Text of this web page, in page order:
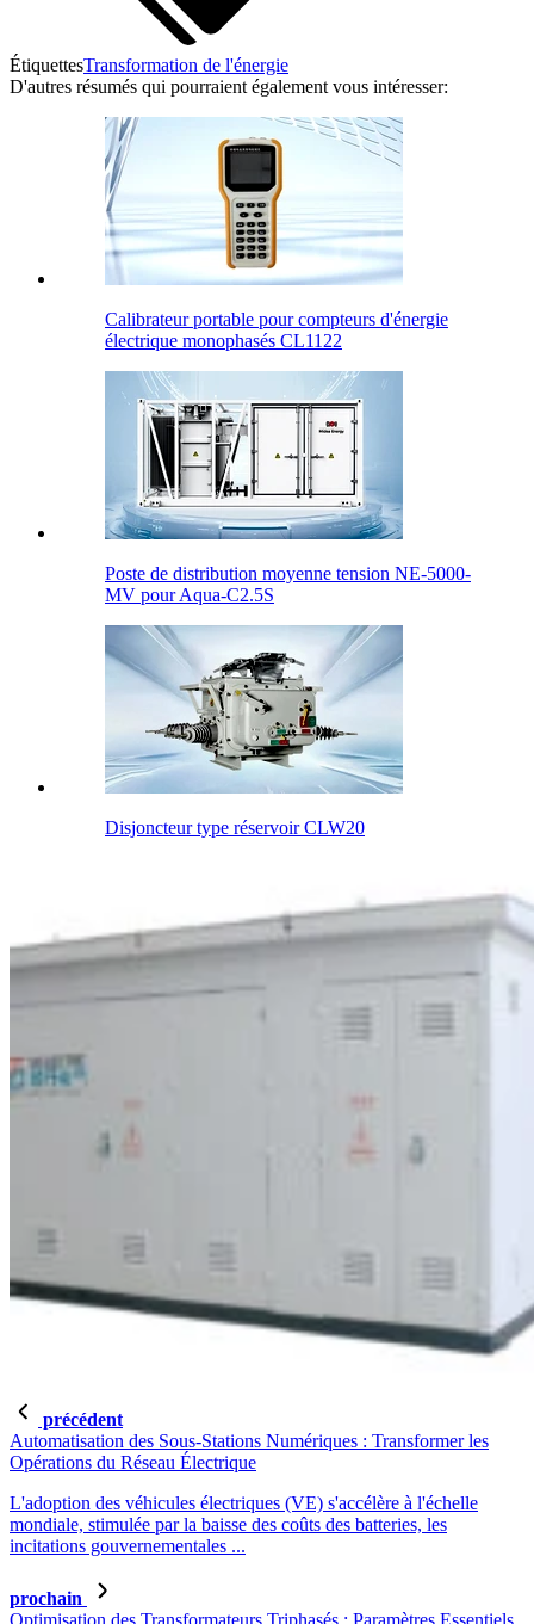
ÉtiquettesTransformation de l'énergie
D'autres résumés qui pourraient également vous intéresser:
Calibrateur portable pour compteurs d'énergie
électrique monophasés CL1122
Poste de distribution moyenne tension NE-5000-
MV pour Aqua-C2.5S
Disjoncteur type réservoir CLW20
précédent
Automatisation des Sous-Stations Numériques : Transformer les
Opérations du Réseau Électrique
L'adoption des véhicules électriques (VE) s'accélère à l'échelle
mondiale, stimulée par la baisse des coûts des batteries, les
incitations gouvernementales ...
prochain
Optimisation des Transformateurs Triphasés : Paramètres Essentiels